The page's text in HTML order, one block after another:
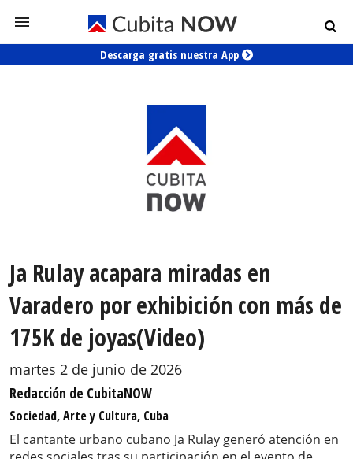
Descarga gratis nuestra App
Ja Rulay acapara miradas en
Varadero por exhibición con más de
175K de joyas(Video)
martes 2 de junio de 2026
Redacción de CubitaNOW
Sociedad, Arte y Cultura, Cuba
El cantante urbano cubano Ja Rulay generó atención en